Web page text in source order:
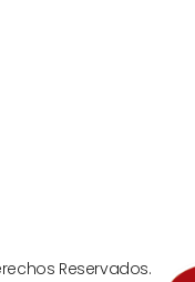
Reservados.